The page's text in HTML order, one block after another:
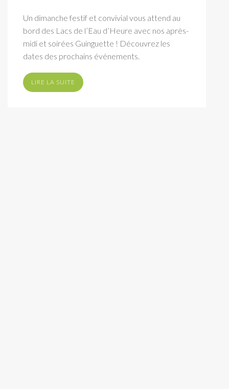
Un dimanche festif et convivial vous attend au
bord des Lacs de l’Eau d’Heure avec nos après-
midi et soirées Guinguette ! Découvrez les
dates des prochains événements.
LIRE LA SUITE